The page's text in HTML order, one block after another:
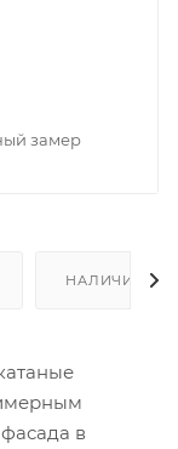
замер
НАЛИЧИЕ
в